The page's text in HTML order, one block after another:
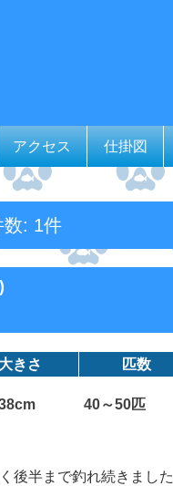
アクセス 仕掛図
数: 1件
大きさ 匹数
40～50匹
後半まで釣れ続きました